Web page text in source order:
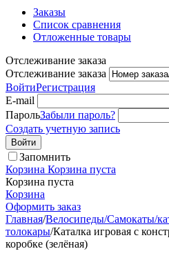
Заказы
Список сравнения
Отложенные товары
Отслеживание заказа
Отслеживание заказа
ВойтиРегистрация
E-mail
ПарольЗабыли пароль?
Создать учетную запись
Войти
Запомнить
Корзина Корзина пуста
Корзина пуста
Корзина
Оформить заказ
Главная/Велосипеды/Самокаты/
толокары/Каталка игровая с
коробке (зелёная)